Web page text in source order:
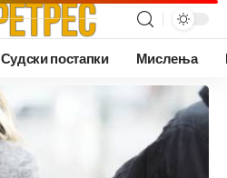
Судски постапки Мислења